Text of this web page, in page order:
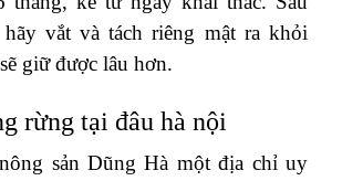
vắt và tách riêng mật ra khỏi
giữ được lâu hơn.
rừng tại đâu hà nội
sản Dũng Hà một địa chỉ uy